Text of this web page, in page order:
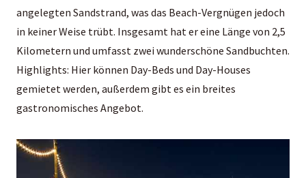
angelegten Sandstrand, was das Beach-Vergnügen jedoch
in keiner Weise trübt. Insgesamt hat er eine Länge von 2,5
Kilometern und umfasst zwei wunderschöne Sandbuchten.
Highlights: Hier können Day-Beds und Day-Houses
gemietet werden, außerdem gibt es ein breites
gastronomisches Angebot.